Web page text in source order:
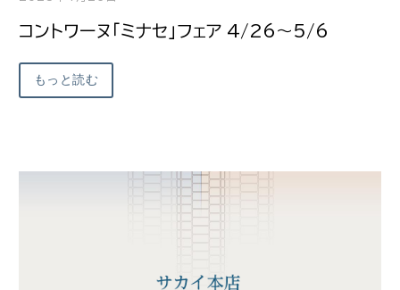
コントワーヌ「ミナセ」フェア 4/26～5/6
もっと読む